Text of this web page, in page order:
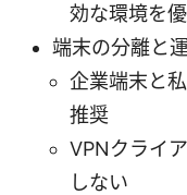
効な環境を
端末の分離と
企業端末と
推奨
VPNクライ
しない